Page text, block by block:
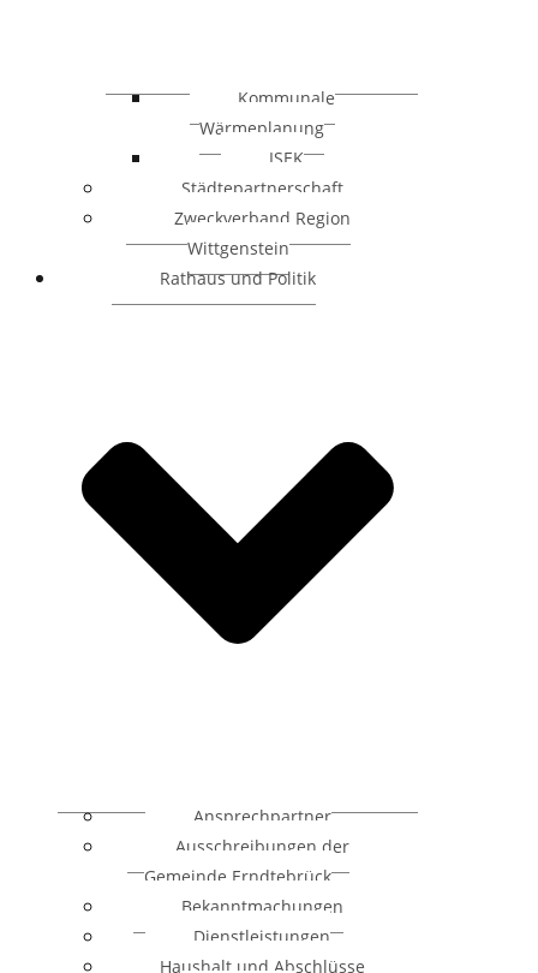
Kommunale
Wärmeplanung
ISEK
Städtepartnerschaft
Zweckverband Region
Wittgenstein
Rathaus und Politik
Ansprechpartner
Ausschreibungen der
Gemeinde Erndtebrück
Bekanntmachungen
Dienstleistungen
Haushalt und Abschlüsse